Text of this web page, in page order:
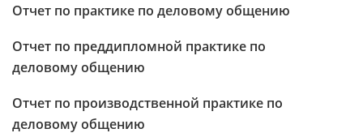
Отчет по практике по деловому общению
Отчет по преддипломной практике по
деловому общению
Отчет по производственной практике по
деловому общению